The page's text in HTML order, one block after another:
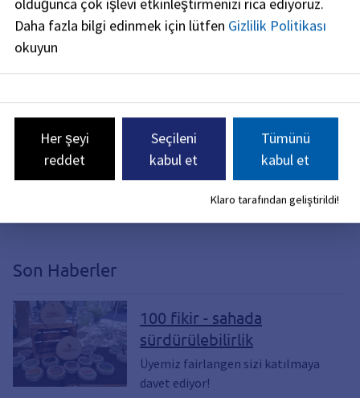
olarak katılabilir miyim?
Sürdürülebilirlik Konseyi'nin forumları
nelerdir ve nasıl katılabilirsiniz?
Son Haberler
100 fikir - sahada
sürdürülebilirlik
Üyemiz fairlangen sizi katılmaya
davet ediyor!
olduğunca çok işlevi etkinleştirmenizi rica ediyoruz.
Daha fazla bilgi edinmek için lütfen Gizlilik Politikası
okuyun
Her şeyi
reddet
Seçileni
kabul et
Tümünü
kabul et
Klaro tarafından geliştirildi!